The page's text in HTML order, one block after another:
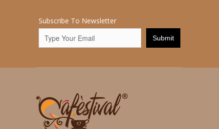
Subscribe To Newsletter